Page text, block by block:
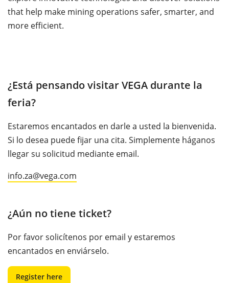
that help make mining operations safer, smarter, and
more efficient.
¿Está pensando visitar VEGA durante la
feria?
Estaremos encantados en darle a usted la bienvenida.
Si lo desea puede fijar una cita. Simplemente háganos
llegar su solicitud mediante email.
info.za@vega.com
¿Aún no tiene ticket?
Por favor solicítenos por email y estaremos
encantados en enviárselo.
Register here